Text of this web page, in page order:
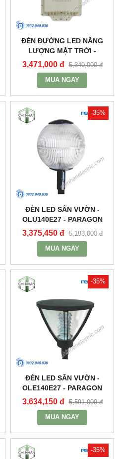
ĐÈN ĐƯỜNG LED NĂNG
LƯỢNG MẶT TRỜI -
PSOWB1065 - PARAGON
3,471,000 đ 5,340,000 đ
MUA NGAY
-35%
ĐÈN LED SÂN VƯỜN -
OLU140E27 - PARAGON
3,375,450 đ 5,193,000 đ
MUA NGAY
-35%
ĐÈN LED SÂN VƯỜN -
OLE140E27 - PARAGON
3,634,150 đ 5,591,000 đ
MUA NGAY
-35%